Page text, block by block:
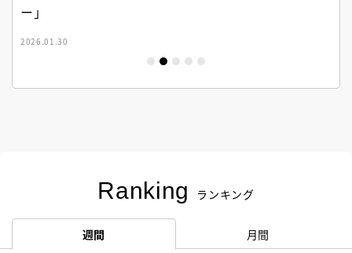
ー」
2026.01.30
Ranking ランキング
週間 月間